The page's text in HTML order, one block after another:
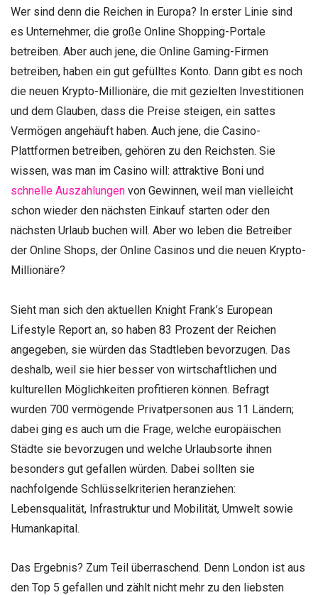
Wer sind denn die Reichen in Europa? In erster Linie sind
es Unternehmer, die große Online Shopping-Portale
betreiben. Aber auch jene, die Online Gaming-Firmen
betreiben, haben ein gut gefülltes Konto. Dann gibt es noch
die neuen Krypto-Millionäre, die mit gezielten Investitionen
und dem Glauben, dass die Preise steigen, ein sattes
Vermögen angehäuft haben. Auch jene, die Casino-
Plattformen betreiben, gehören zu den Reichsten. Sie
wissen, was man im Casino will: attraktive Boni und
schnelle Auszahlungen von Gewinnen, weil man vielleicht
schon wieder den nächsten Einkauf starten oder den
nächsten Urlaub buchen will. Aber wo leben die Betreiber
der Online Shops, der Online Casinos und die neuen Krypto-
Millionäre?
Sieht man sich den aktuellen Knight Frank’s European
Lifestyle Report an, so haben 83 Prozent der Reichen
angegeben, sie würden das Stadtleben bevorzugen. Das
deshalb, weil sie hier besser von wirtschaftlichen und
kulturellen Möglichkeiten profitieren können. Befragt
wurden 700 vermögende Privatpersonen aus 11 Ländern;
dabei ging es auch um die Frage, welche europäischen
Städte sie bevorzugen und welche Urlaubsorte ihnen
besonders gut gefallen würden. Dabei sollten sie
nachfolgende Schlüsselkriterien heranziehen:
Lebensqualität, Infrastruktur und Mobilität, Umwelt sowie
Humankapital.
Das Ergebnis? Zum Teil überraschend. Denn London ist aus
den Top 5 gefallen und zählt nicht mehr zu den liebsten